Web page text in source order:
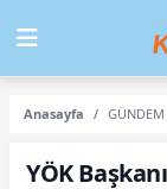
Anasayfa GÜNDEM
YÖK